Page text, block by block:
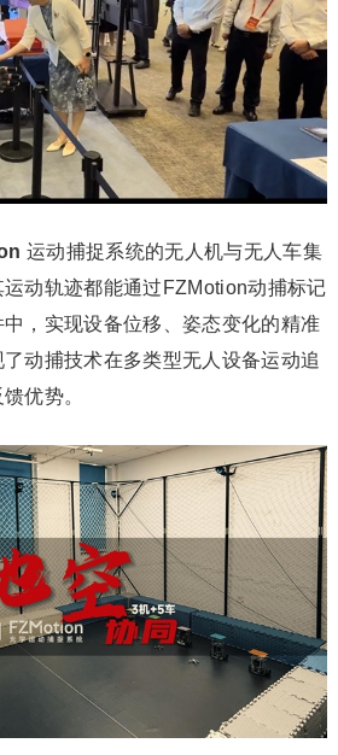
运动捕捉系统的无人机与无人车集
动轨迹都能通过FZMotion动捕标记
中，实现设备位移、姿态变化的精准
动捕技术在多类型无人设备运动追
优势。